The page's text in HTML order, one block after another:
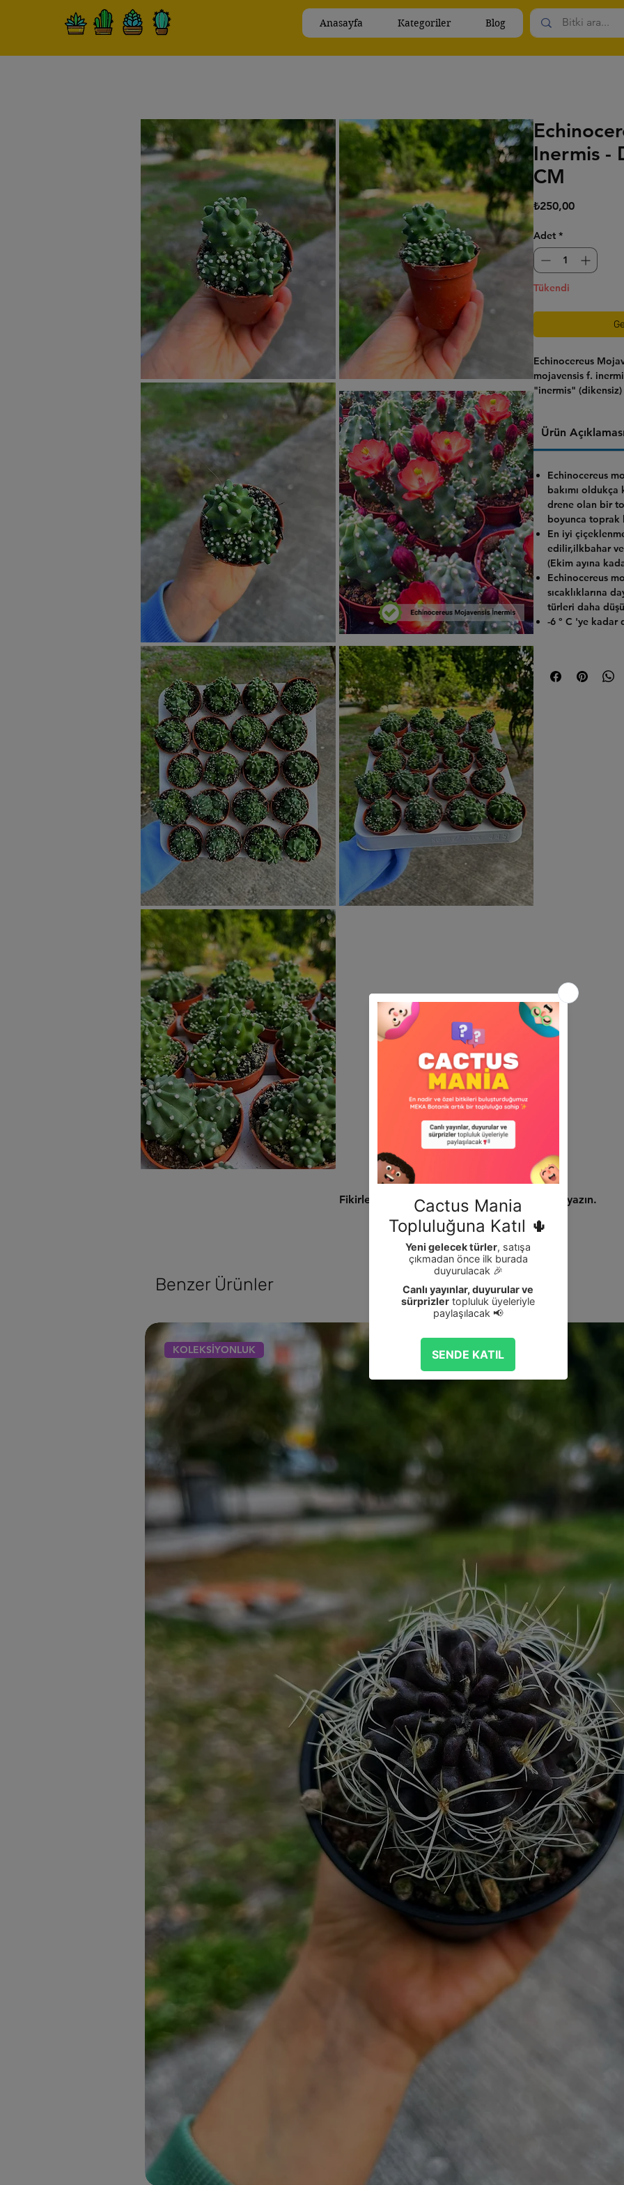
Anasayfa Kategoriler Blog
Inermis -
CM
₺250,00Fiyat
Adet *
Tükendi
Echinocereus
mojavensis f.
"inermis" (dikensiz)
gövdesi ve diken
areolleriyle,
Ürün
Echinocereus
bakımı
drene olan bir
boyunca toprak
En iyi
edilir,ilkbahar
(Ekim ayına
Echinocereus
sıcaklıklarına
türleri daha
-6 ° C 'ye kadar
Henüz Değerlendirme Yok
Fikirlerinizi paylaşın. İlk değerlendirmeyi siz yazın.
Değerlendirme Yap
Benzer Ürünler
KOLEKSİYONLUK